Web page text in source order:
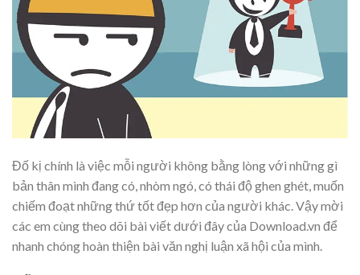
Đố kị chính là việc mỗi người không bằng lòng với những gì
bản thân mình đang có, nhòm ngó, có thái độ ghen ghét, muốn
chiếm đoạt những thứ tốt đẹp hơn của người khác. Vậy mời
các em cùng theo dõi bài viết dưới đây của Download.vn để
nhanh chóng hoàn thiện bài văn nghị luận xã hội của mình.